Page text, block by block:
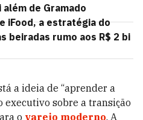
além de Gramado
iFood, a estratégia do
beiradas rumo aos R$ 2 bi
a ideia de “aprender a
executivo sobre a transição
o varejo moderno. A